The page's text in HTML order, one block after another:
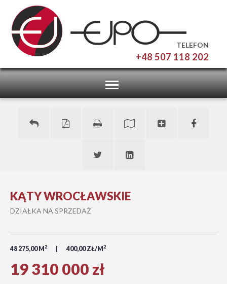
TELEFON
+48 507 118 202
Toggle
navigation
KĄTY WROCŁAWSKIE
DZIAŁKA NA SPRZEDAŻ
48 275,00 M 2 400,00 ZŁ/M 2
19 310 000 zł